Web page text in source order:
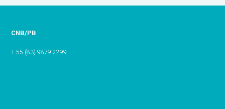
CNB/PB
+ 55 (83) 9879-2299